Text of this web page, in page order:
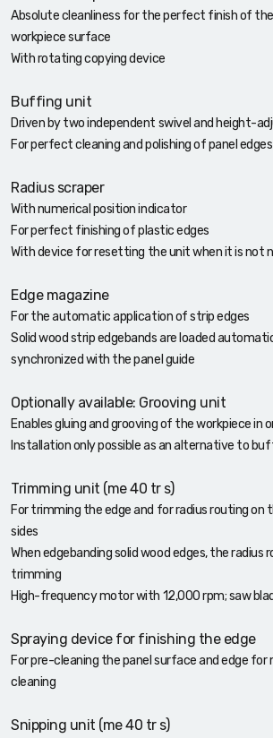
Absolute cleanliness for the perfect finish of
workpiece surface
With rotating copying device
Buffing unit
Driven by two independent swivel and height-
For perfect cleaning and polishing of panel edges
Radius scraper
With numerical position indicator
For perfect finishing of plastic edges
With device for resetting the unit when it is not
Edge magazine
For the automatic application of strip edges
Solid wood strip edgebands are loaded
synchronized with the panel guide
Optionally available: Grooving unit
Enables gluing and grooving of the workpiece in
Installation only possible as an alternative to
Trimming unit (me 40 tr s)
For trimming the edge and for radius routing
sides
When edgebanding solid wood edges, the radius
trimming
High-frequency motor with 12,000 rpm; saw
Spraying device for finishing the edge
For pre-cleaning the panel surface and edge
cleaning
Snipping unit (me 40 tr s)